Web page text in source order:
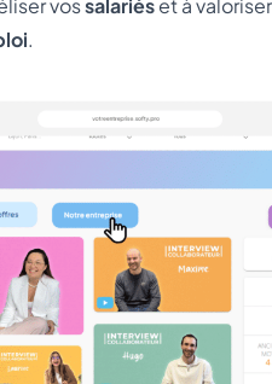
vossalariéset à
.